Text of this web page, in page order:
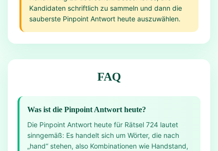
Kandidaten schriftlich zu sammeln und dann die
sauberste Pinpoint Antwort heute auszuwählen.
FAQ
Was ist die Pinpoint Antwort heute?
Die Pinpoint Antwort heute für Rätsel 724 lautet
sinngemäß: Es handelt sich um Wörter, die nach
„hand“ stehen, also Kombinationen wie Handstand,